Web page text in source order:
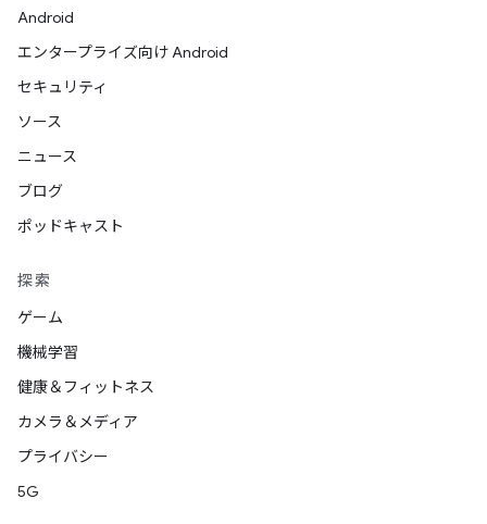
Android
エンタープライズ向け Android
セキュリティ
ソース
ニュース
ブログ
ポッドキャスト
探索
ゲーム
機械学習
健康＆フィットネス
カメラ＆メディア
プライバシー
5G